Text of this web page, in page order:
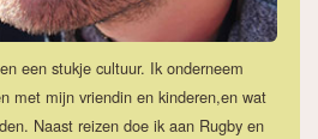
een stukje cultuur. Ik onderneem
met mijn vriendin en kinderen,en wat
Naast reizen doe ik aan Rugby en